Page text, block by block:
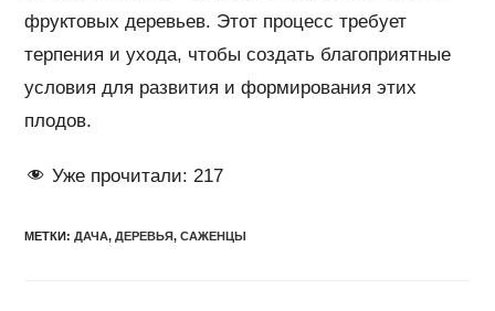
фруктовых деревьев. Этот процесс требует
терпения и ухода, чтобы создать благоприятные
условия для развития и формирования этих
плодов.
Уже прочитали: 217
МЕТКИ:ДАЧА, ДЕРЕВЬЯ, САЖЕНЦЫ